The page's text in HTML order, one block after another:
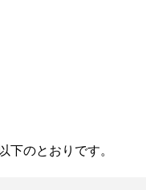
下のとおりです。